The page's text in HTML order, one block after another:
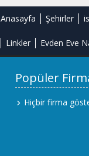
Anasayfa Şehirler
Linkler Evden Eve
Popüler
Hiçbir firma